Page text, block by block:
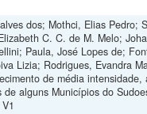
dos; Mothci, Elias Pedro;
C. C. de M. Melo;
Paula, José Lopes de;
Lizia; Rodrigues, Evandra
de média
alguns Municípios do